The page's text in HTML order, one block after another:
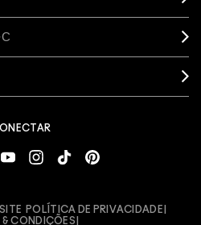
POLÍTICA DE PRIVACIDADE
& CONDIÇÕES